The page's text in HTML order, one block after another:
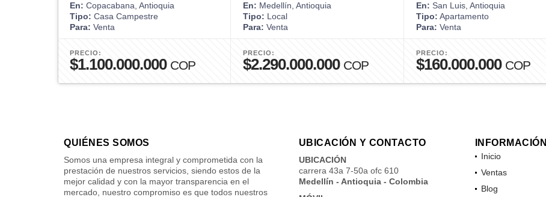
En: Copacabana, Antioquia
Tipo: Casa Campestre
Para: Venta
PRECIO:
$1.100.000.000 COP
En: Medellín, Antioquia
Tipo: Local
Para: Venta
PRECIO:
$2.290.000.000 COP
En: San Luis, Antioquia
Tipo: Apartamento
Para: Venta
PRECIO:
$160.000.000 COP
QUIÉNES SOMOS
Somos una empresa integral y comprometida con la
prestación de nuestros servicios, siendo estos de la
mejor calidad y con la mayor transparencia en el
mercado, nuestro compromiso es que todos nuestros
UBICACIÓN Y CONTACTO
UBICACIÓN
carrera 43a 7-50a ofc 610
Medellín - Antioquia - Colombia
INFORMACIÓN
Inicio
Ventas
Blog